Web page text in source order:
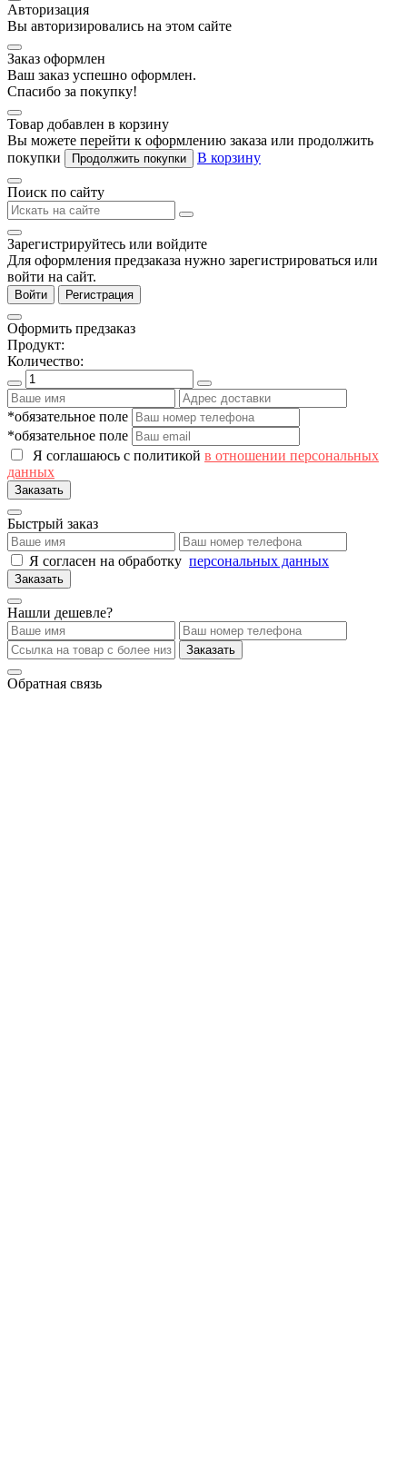
Авторизация
Вы авторизировались на этом сайте
Заказ оформлен
Ваш заказ успешно оформлен.
Спасибо за покупку!
Товар добавлен в корзину
Вы можете перейти к оформлению заказа или продолжить
покупки
Продолжить покупки В корзину
Поиск по сайту
Зарегистрируйтесь или войдите
Для оформления предзаказа нужно зарегистрироваться или
войти на сайт.
Войти Регистрация
Оформить предзаказ
Продукт:
Количество:
*обязательное поле
*обязательное поле
Я соглашаюсь с политикой в отношении персональных
данных
Заказать
Быстрый заказ
Я согласен на обработку персональных данных
Заказать
Нашли дешевле?
Заказать
Обратная связь